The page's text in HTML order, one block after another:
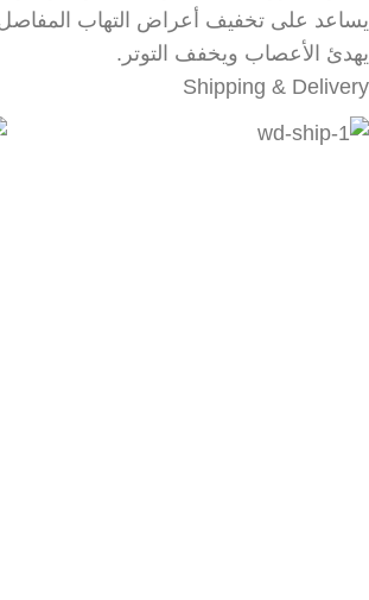
يساعد على تخفيف أعراض التهاب
يهدئ الأعصاب ويخفف التوتر.
Shipping & Delivery